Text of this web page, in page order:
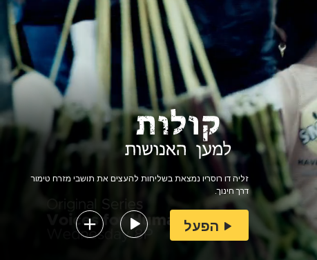
זליה דו רוסריו נמצאת בשליחות להעצים את תושבי מזרח טימור
דרך חינוך.
הפעל